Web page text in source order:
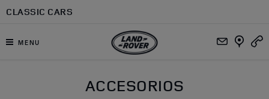
Ir al contenido principal
CLASSIC CARS
MENU
ACCESORIOS